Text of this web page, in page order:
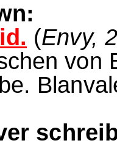
(Envy,
von